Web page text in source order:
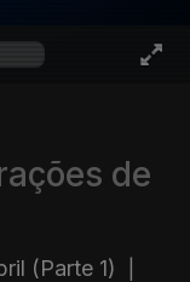
de
(Parte 1)